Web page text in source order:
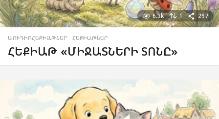
6.3k 1 297
ԱՈՒԴԻՈՀԵՔԻԱԹՆԵՐ ,ՀԵՔԻԱԹՆԵՐ
ՀԵՔԻԱԹ «ՄԻՋԱՏՆԵՐԻ ՏՈՆԸ»